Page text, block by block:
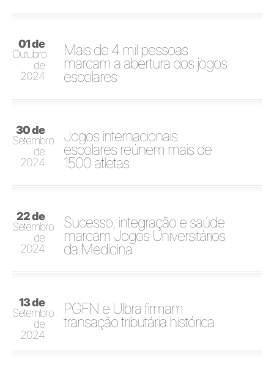
01 de
Outubro
de
2024
Mais de 4 mil pessoas
marcam a abertura dos jogos
escolares
30 de
Setembro
de
2024
Jogos internacionais
escolares reúnem mais de
1500 atletas
22 de
Setembro
de
2024
Sucesso, integração e saúde
marcam Jogos Universitários
da Medicina
13 de
Setembro
de
2024
PGFN e Ulbra firmam
transação tributária histórica